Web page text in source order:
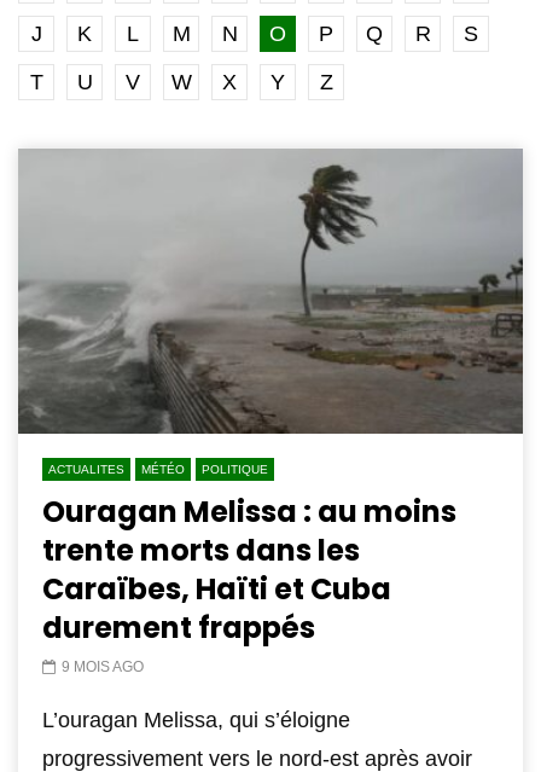
J
K L M N O P Q R
S
T
U V W X Y Z
ACTUALITES MÉTÉO POLITIQUE
Ouragan Melissa : au moins
trente morts dans les
Caraïbes, Haïti et Cuba
durement frappés
9 MOIS AGO
L’ouragan Melissa, qui s’éloigne
progressivement vers le nord-est après avoir